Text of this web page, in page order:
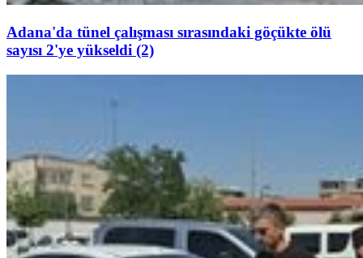
Adana'da tünel çalışması sırasındaki göçükte ölü
sayısı 2'ye yükseldi (2)